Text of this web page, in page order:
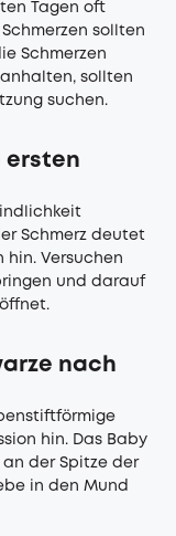
Tagen oft
sollten
Schmerzen
sollten
suchen.
ersten
Schmerz deutet
hin. Versuchen
und darauf
nach
hin. Das Baby
der Spitze der
in den Mund